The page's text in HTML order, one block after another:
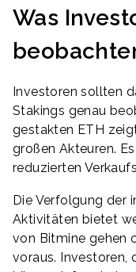
Was
Investoren sollten
Stakings genau
gestakten ETH
großen Akteuren.
reduzierten
Die Verfolgung der
Aktivitäten bietet
von Bitmine gehen
voraus. Investoren,